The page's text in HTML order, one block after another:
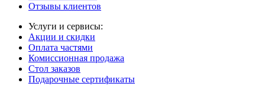
Отзывы клиентов
Услуги и сервисы:
Акции и скидки
Оплата частями
Комиссионная продажа
Стол заказов
Подарочные сертификаты